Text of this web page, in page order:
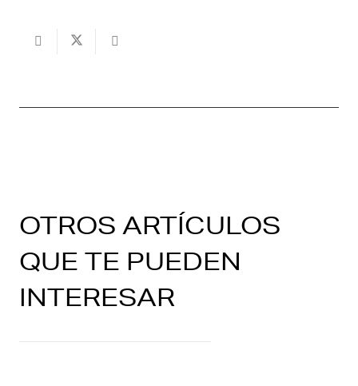
OTROS ARTÍCULOS
QUE TE PUEDEN
INTERESAR